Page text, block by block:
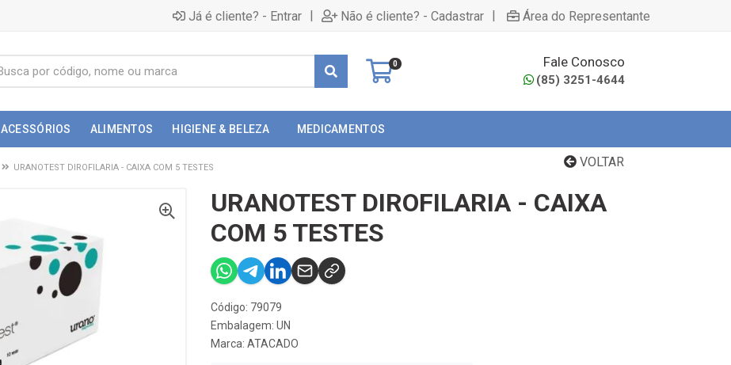
Já é cliente? - Entrar | Não é cliente? - Cadastrar | Área do Representante
0 Fale Conosco
(85) 3251-4644
ACESSÓRIOS ALIMENTOS HIGIENE & BELEZA MEDICAMENTOS
VOLTAR
URANOTEST DIROFILARIA - CAIXA COM 5 TESTES
URANOTEST DIROFILARIA - CAIXA
COM 5 TESTES
Código: 79079
Embalagem: UN
Marca: ATACADO